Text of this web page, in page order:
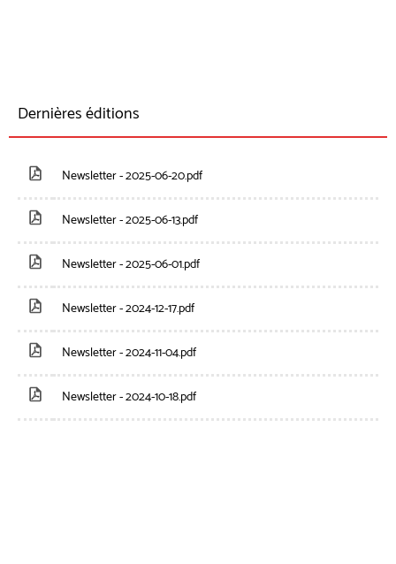
Dernières éditions
Newsletter - 2025-06-20.pdf
Newsletter - 2025-06-13.pdf
Newsletter - 2025-06-01.pdf
Newsletter - 2024-12-17.pdf
Newsletter - 2024-11-04.pdf
Newsletter - 2024-10-18.pdf